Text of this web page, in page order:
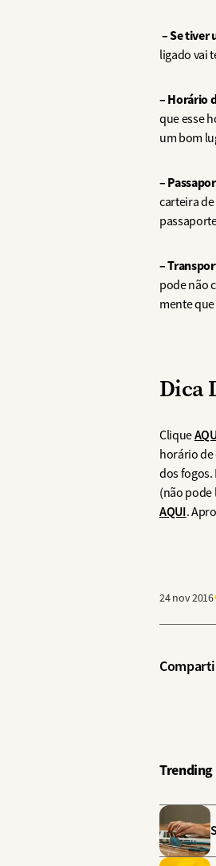
– Se tiver
ligado vai
– Horário
que esse
um bom
–
carteira de
–
pode não
mente
Dica
Clique
horário de
dos fogos.
(não pode
AQUI.
24 nov 2016
Trending